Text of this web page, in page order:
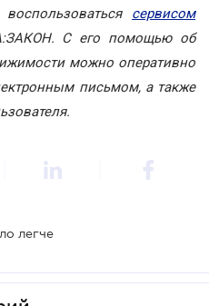
сервисом
С его помощью об
можно оперативно
письмом, а также
легче